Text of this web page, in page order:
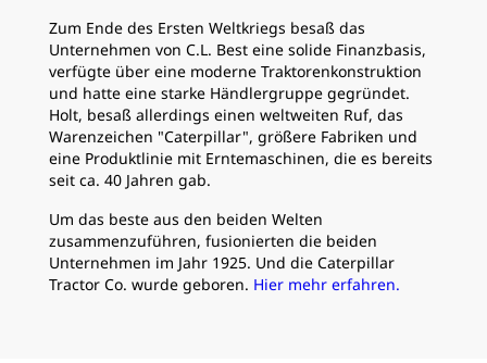
Zum Ende des Ersten Weltkriegs besaß das
Unternehmen von C.L. Best eine solide Finanzbasis,
verfügte über eine moderne Traktorenkonstruktion
und hatte eine starke Händlergruppe gegründet.
Holt, besaß allerdings einen weltweiten Ruf, das
Warenzeichen "Caterpillar", größere Fabriken und
eine Produktlinie mit Erntemaschinen, die es bereits
seit ca. 40 Jahren gab.
Um das beste aus den beiden Welten
zusammenzuführen, fusionierten die beiden
Unternehmen im Jahr 1925. Und die Caterpillar
Tractor Co. wurde geboren. Hier mehr erfahren.